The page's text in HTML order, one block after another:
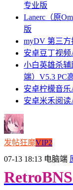
专业版
Lanerc（原
版
myDV 第三方
安卓豆丁视频
小白英雄杀辅
端）V5.3 PC
安卓柠檬音
安卓米禾阅读
发帖狂魔VIP2
07-13 18:13 电脑端